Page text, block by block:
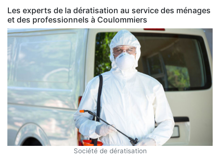
Les experts de la dératisation au service des ménages
et des professionnels à Coulommiers
Société de dératisation